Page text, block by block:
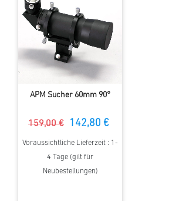
APM Sucher 60mm 90°
159,00 € 142,80 €
Voraussichtliche Lieferzeit : 1-
4 Tage (gilt für
Neubestellungen)